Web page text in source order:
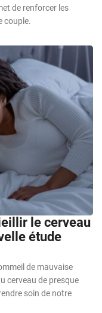
de renforcer les
couple.
le cerveau
étude
de mauvaise
cerveau de presque
soin de notre